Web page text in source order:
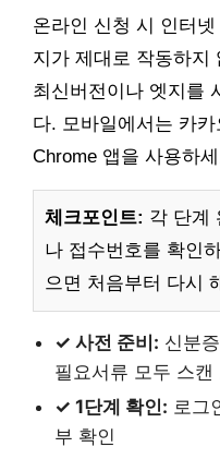
온라인 신청 시 인터
지가 제대로 작동하지
최신버전이나 엣지를
다. 모바일에서는 카
Chrome 앱을 사용하
체크포인트: 각 단계
나 접수번호를 확인
으면 처음부터 다시
✓ 사전 준비: 신분
필요서류 모두 스캔
✓ 1단계 확인: 로그
부 확인